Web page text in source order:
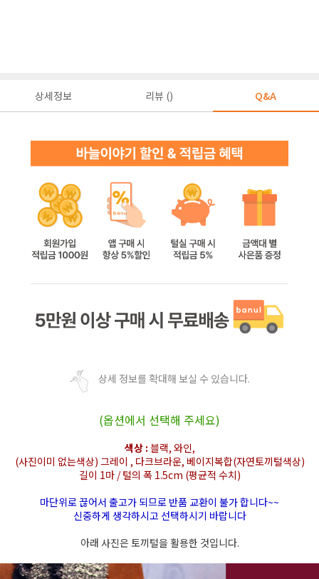
상세정보 리뷰 () Q&A
상세 정보를 확대해 보실 수 있습니다.
(옵션에서 선택해 주세요)
색상 : 블랙, 와인,
(사진이미 없는색상) 그레이 , 다크브라운, 베이지복합(자연토끼털색상)
길이 1마 / 털의 폭 1.5cm (평균적 수치)
마단위로 끊어서 출고가 되므로 반품 교환이 불가 합니다~~
신중하게 생각하시고 선택하시기 바랍니다
아래 사진은 토끼털을 활용한 것입니다.